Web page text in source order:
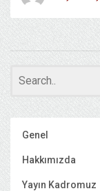
Genel
Hakkımızda
Yayın Kadromuz